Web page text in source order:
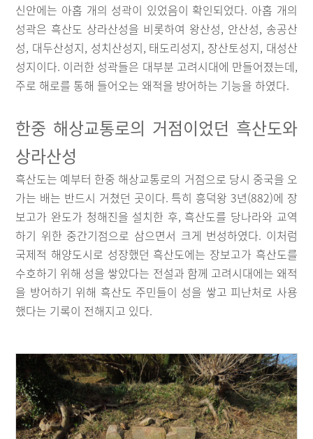
신안에는 아홉 개의 성곽이 있었음이 확인되었다. 아홉 개의
성곽은 흑산도 상라산성을 비롯하여 왕산성, 안산성, 송공산
성, 대두산성지, 성치산성지, 태도리성지, 장산토성지, 대성산
성지이다. 이러한 성곽들은 대부분 고려시대에 만들어졌는데,
주로 해로를 통해 들어오는 왜적을 방어하는 기능을 하였다.
한중 해상교통로의 거점이었던 흑산도와
상라산성
흑산도는 예부터 한중 해상교통로의 거점으로 당시 중국을 오
가는 배는 반드시 거쳤던 곳이다. 특히 흥덕왕 3년(882)에 장
보고가 완도가 청해진을 설치한 후, 흑산도를 당나라와 교역
하기 위한 중간기점으로 삼으면서 크게 번성하였다. 이처럼
국제적 해양도시로 성장했던 흑산도에는 장보고가 흑산도를
수호하기 위해 성을 쌓았다는 전설과 함께 고려시대에는 왜적
을 방어하기 위해 흑산도 주민들이 성을 쌓고 피난처로 사용
했다는 기록이 전해지고 있다.